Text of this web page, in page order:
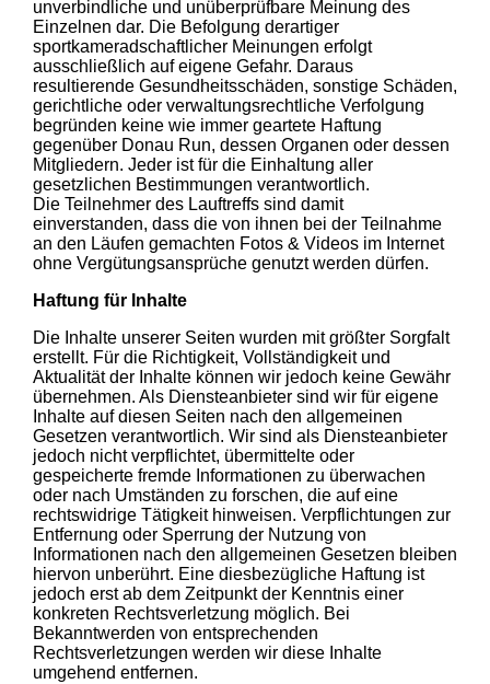
unverbindliche und unüberprüfbare Meinung des
Einzelnen dar. Die Befolgung derartiger
sportkameradschaftlicher Meinungen erfolgt
ausschließlich auf eigene Gefahr. Daraus
resultierende Gesundheitsschäden, sonstige Schäden,
gerichtliche oder verwaltungsrechtliche Verfolgung
begründen keine wie immer geartete Haftung
gegenüber Donau Run, dessen Organen oder dessen
Mitgliedern. Jeder ist für die Einhaltung aller
gesetzlichen Bestimmungen verantwortlich.
Die Teilnehmer des Lauftreffs sind damit
einverstanden, dass die von ihnen bei der Teilnahme
an den Läufen gemachten Fotos & Videos im Internet
ohne Vergütungsansprüche genutzt werden dürfen.
Haftung für Inhalte
Die Inhalte unserer Seiten wurden mit größter Sorgfalt
erstellt. Für die Richtigkeit, Vollständigkeit und
Aktualität der Inhalte können wir jedoch keine Gewähr
übernehmen. Als Diensteanbieter sind wir für eigene
Inhalte auf diesen Seiten nach den allgemeinen
Gesetzen verantwortlich. Wir sind als Diensteanbieter
jedoch nicht verpflichtet, übermittelte oder
gespeicherte fremde Informationen zu überwachen
oder nach Umständen zu forschen, die auf eine
rechtswidrige Tätigkeit hinweisen. Verpflichtungen zur
Entfernung oder Sperrung der Nutzung von
Informationen nach den allgemeinen Gesetzen bleiben
hiervon unberührt. Eine diesbezügliche Haftung ist
jedoch erst ab dem Zeitpunkt der Kenntnis einer
konkreten Rechtsverletzung möglich. Bei
Bekanntwerden von entsprechenden
Rechtsverletzungen werden wir diese Inhalte
umgehend entfernen.